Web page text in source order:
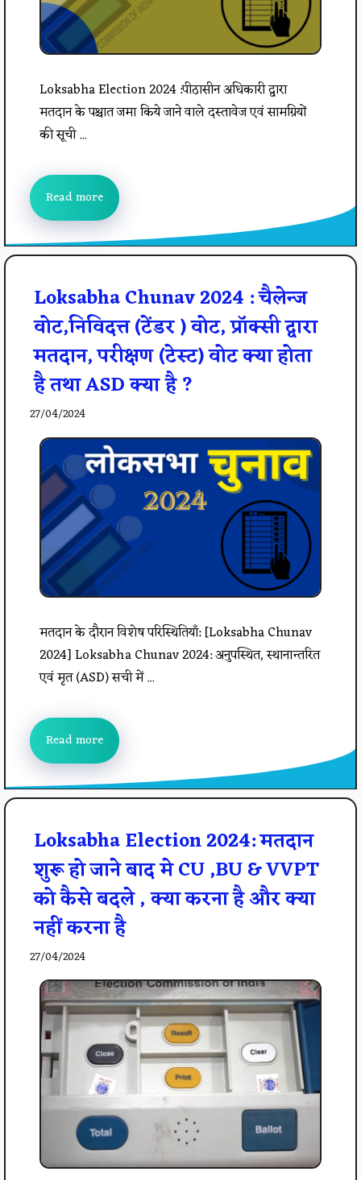
Loksabha Election 2024 :पीठासीन अधिकारी द्वारा
मतदान के पश्चात जमा किये जाने वाले दस्तावेज एवं सामग्रियों
की सूची ...
Read more
Loksabha Chunav 2024 : चैलेन्ज
वोट,निविदत्त (टेंडर ) वोट, प्रॉक्सी द्वारा
मतदान, परीक्षण (टेस्ट) वोट क्या होता
है तथा ASD क्या है ?
27/04/2024
मतदान के दौरान विशेष परिस्थितियाँ: [Loksabha Chunav
2024] Loksabha Chunav 2024: अनुपस्थित, स्थानान्तरित
एवं मृत (ASD) सची में ...
Read more
Loksabha Election 2024: मतदान
शुरू हो जाने बाद मे CU ,BU & VVPT
को कैसे बदले , क्या करना है और क्या
नहीं करना है
27/04/2024